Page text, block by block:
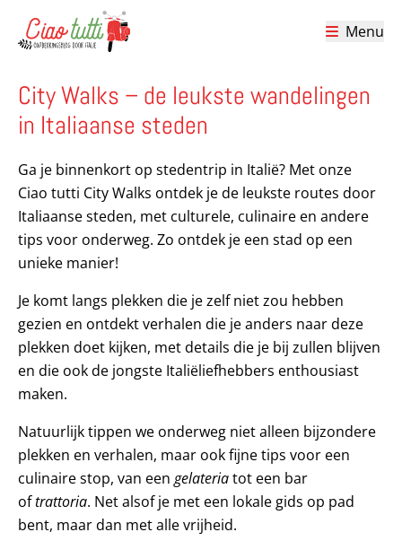
Menu
City Walks – de leukste wandelingen
in Italiaanse steden
Ga je binnenkort op stedentrip in Italië? Met onze
Ciao tutti City Walks ontdek je de leukste routes door
Italiaanse steden, met culturele, culinaire en andere
tips voor onderweg. Zo ontdek je een stad op een
unieke manier!
Je komt langs plekken die je zelf niet zou hebben
gezien en ontdekt verhalen die je anders naar deze
plekken doet kijken, met details die je bij zullen blijven
en die ook de jongste Italiëliefhebbers enthousiast
maken.
Natuurlijk tippen we onderweg niet alleen bijzondere
plekken en verhalen, maar ook fijne tips voor een
culinaire stop, van een gelateriatot een bar
oftrattoria. Net alsof je met een lokale gids op pad
bent, maar dan met alle vrijheid.